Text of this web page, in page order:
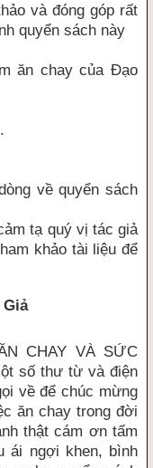
và đóng góp rất
quyển sách này
ăn chay của Đạo
về quyển sách
tạ quý vị tác giả
khảo tài liệu để
CHAY VÀ SỨC
số thư từ và điện
về để chúc mừng
ăn chay trong đời
thật cám ơn tấm
ái ngợi khen, bình